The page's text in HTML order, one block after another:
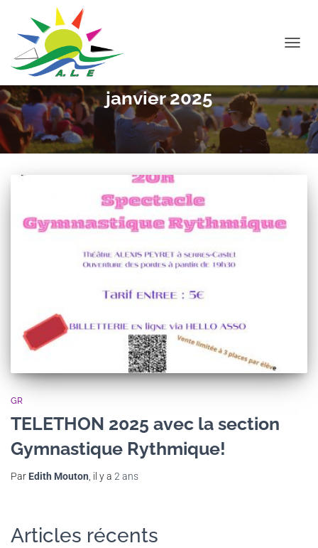
janvier 2025
GR
TELETHON 2025 avec la section
Gymnastique Rythmique!
Par Edith Mouton , il y a 2 ans
Articles récents